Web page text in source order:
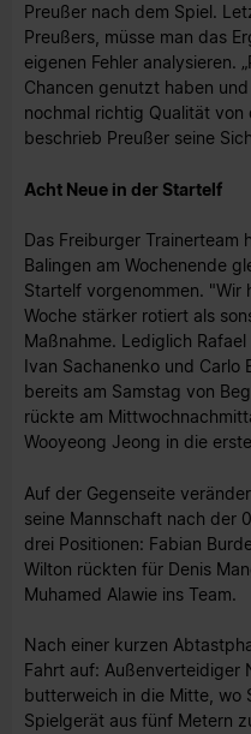
Preußer nach dem Spiel.
Preußers, müsse man das
eigenen Fehler analysieren.
Chancen genutzt haben
nochmal richtig Qualität von
beschrieb Preußer seine
Acht Neue in der Startelf
Das Freiburger Trainerteam
Balingen am Wochenende
Startelf vorgenommen. "Wir
Woche stärker rotiert als
Maßnahme. Lediglich
Ivan Sachanenko und Carlo
bereits am Samstag von
rückte am
Wooyeong Jeong in die
Auf der Gegenseite
seine Mannschaft nach der
drei Positionen: Fabian
Wilton rückten für Denis
Muhamed Alawie ins Team.
Nach einer kurzen
Fahrt auf: Außenverteidiger
butterweich in die Mitte, wo
Spielgerät aus fünf Metern